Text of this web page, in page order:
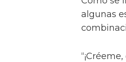
algunas